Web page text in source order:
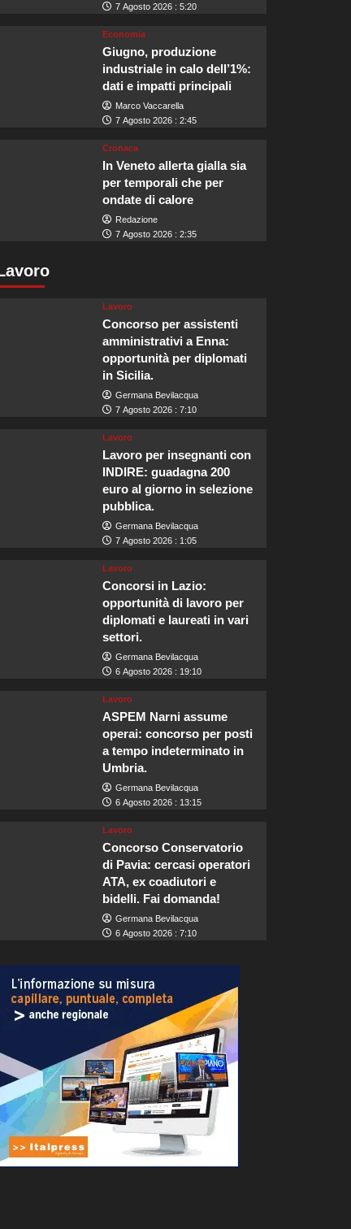
7 Agosto 2026 : 5:20
Economia
Giugno, produzione
industriale in calo dell’1%:
dati e impatti principali
Marco Vaccarella
7 Agosto 2026 : 2:45
Cronaca
In Veneto allerta gialla sia
per temporali che per
ondate di calore
Redazione
7 Agosto 2026 : 2:35
Lavoro
Concorso per assistenti
amministrativi a Enna:
opportunità per diplomati
in Sicilia.
Germana Bevilacqua
7 Agosto 2026 : 7:10
Lavoro
Lavoro per insegnanti con
INDIRE: guadagna 200
euro al giorno in selezione
pubblica.
Germana Bevilacqua
7 Agosto 2026 : 1:05
Lavoro
Concorsi in Lazio:
opportunità di lavoro per
diplomati e laureati in vari
settori.
Germana Bevilacqua
6 Agosto 2026 : 19:10
Lavoro
ASPEM Narni assume
operai: concorso per posti
a tempo indeterminato in
Umbria.
Germana Bevilacqua
6 Agosto 2026 : 13:15
Lavoro
Concorso Conservatorio
di Pavia: cercasi operatori
ATA, ex coadiutori e
bidelli. Fai domanda!
Germana Bevilacqua
6 Agosto 2026 : 7:10